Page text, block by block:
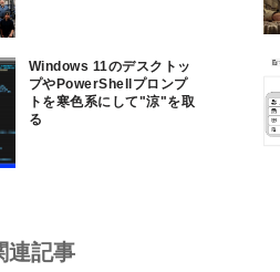
Windows 11のデスクトッ
プやPowerShellプロンプ
トを寒色系にして"涼"を取
る
連記事